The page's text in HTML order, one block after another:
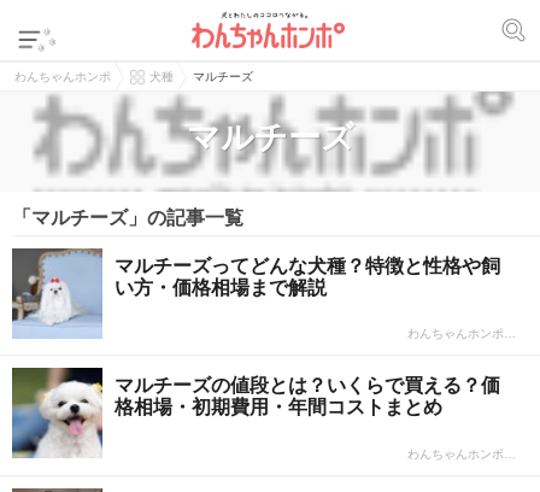
わんちゃんホンポ 犬種 マルチーズ
マルチーズ
「マルチーズ」の記事一覧
マルチーズってどんな犬種？特徴と性格や飼
い方・価格相場まで解説
わんちゃんホンポ…
マルチーズの値段とは？いくらで買える？価
格相場・初期費用・年間コストまとめ
わんちゃんホンポ…